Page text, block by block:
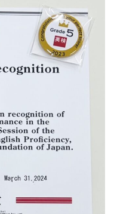
にお知らせください。
から